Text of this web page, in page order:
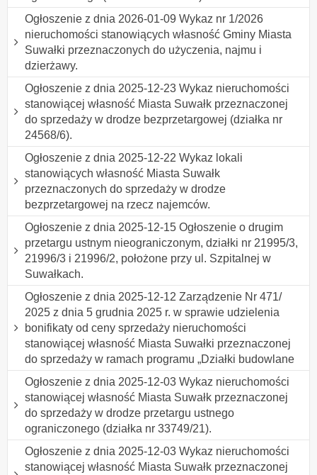
Ogłoszenie z dnia 2026-01-09 Wykaz nr 1/2026
nieruchomości stanowiących własność Gminy Miasta
Suwałki przeznaczonych do użyczenia, najmu i
dzierżawy.
Ogłoszenie z dnia 2025-12-23 Wykaz nieruchomości
stanowiącej własność Miasta Suwałk przeznaczonej
do sprzedaży w drodze bezprzetargowej (działka nr
24568/6).
Ogłoszenie z dnia 2025-12-22 Wykaz lokali
stanowiących własność Miasta Suwałk
przeznaczonych do sprzedaży w drodze
bezprzetargowej na rzecz najemców.
Ogłoszenie z dnia 2025-12-15 Ogłoszenie o drugim
przetargu ustnym nieograniczonym, działki nr 21995/3,
21996/3 i 21996/2, położone przy ul. Szpitalnej w
Suwałkach.
Ogłoszenie z dnia 2025-12-12 Zarządzenie Nr 471/
2025 z dnia 5 grudnia 2025 r. w sprawie udzielenia
bonifikaty od ceny sprzedaży nieruchomości
stanowiącej własność Miasta Suwałki przeznaczonej
do sprzedaży w ramach programu „Działki budowlane
Ogłoszenie z dnia 2025-12-03 Wykaz nieruchomości
stanowiącej własność Miasta Suwałk przeznaczonej
do sprzedaży w drodze przetargu ustnego
ograniczonego (działka nr 33749/21).
Ogłoszenie z dnia 2025-12-03 Wykaz nieruchomości
stanowiącej własność Miasta Suwałk przeznaczonej